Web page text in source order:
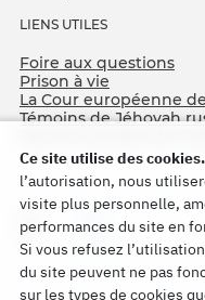
LIENS UTILES
Foire aux questions
Prison à vie
La Cour européenne
Témoins de Jéhovah
Ce site utilise des cookies.
l’autorisation, nous
visite plus personnelle,
performances du site en
Si vous refusez
du site peuvent ne pas
sur les types de cookies